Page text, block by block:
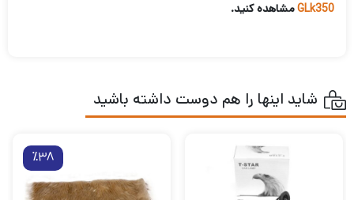
GLk350مشاهده کنید.
شاید اینها را هم دوست داشته باشید
٪38